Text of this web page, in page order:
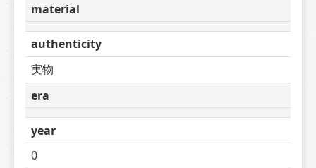
material
authenticity
実物
era
year
0